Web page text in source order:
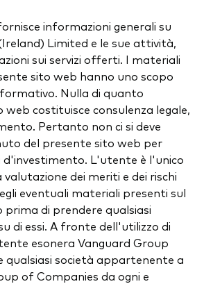
informazioni generali su
Limited e le sue attività,
sui servizi offerti. I materiali
sito web hanno uno scopo
Nulla di quanto
costituisce consulenza legale,
Pertanto non ci si deve
del presente sito web per
d'investimento. L'utente è l'unico
dei meriti e dei rischi
eventuali materiali presenti sul
di prendere qualsiasi
di essi. A fronte dell'utilizzo di
esonera Vanguard Group
qualsiasi società appartenente a
of Companies da ogni e